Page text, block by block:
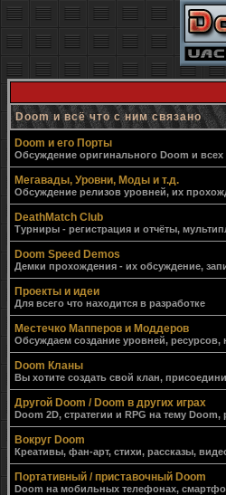
Doom и всё что с ним связано
Doom и его Порты
Обсуждение оригинального Doom и
Мегавады, Уровни, Моды и т.д.
Обсуждение релизов уровней, их
DeathMatch Club
Турниры - регистрация и отчёты,
Doom Speed Demos
Демки прохождения - их обсуждение,
Проекты и идеи
Для всего что находится в разработке
Местечко Мапперов и Моддеров
Обсуждаем создание уровней,
Doom Кланы
Вы хотите создать свой клан,
Другой Doom / Doom в других играх
Doom 2D, стратегии и RPG на тему
Вокруг Doom
Креативы, фан-арт, стихи, рассказы,
Портативный / приставочный Doom
Doom на мобильных телефонах,